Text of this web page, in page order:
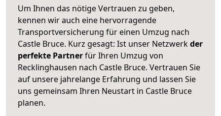
Um Ihnen das nötige Vertrauen zu geben,
kennen wir auch eine hervorragende
Transportversicherung für einen Umzug nach
Castle Bruce. Kurz gesagt: Ist unser Netzwerkder
perfekte Partnerfür Ihren Umzug von
Recklinghausen nach Castle Bruce. Vertrauen Sie
auf unsere jahrelange Erfahrung und lassen Sie
uns gemeinsam Ihren Neustart in Castle Bruce
planen.